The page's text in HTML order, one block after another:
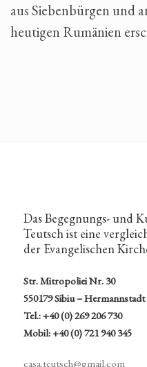
aus Siebenbürgen und
heutigen Rumänien
Das Begegnungs- und
Teutsch ist eine
der Evangelischen
Str. Mitropoliei Nr. 30
550179 Sibiu – Hermannstadt
Tel.: +40 (0) 269 206 730
Mobil: +40 (0) 721 940 345
casa.teutsch@gmail.com